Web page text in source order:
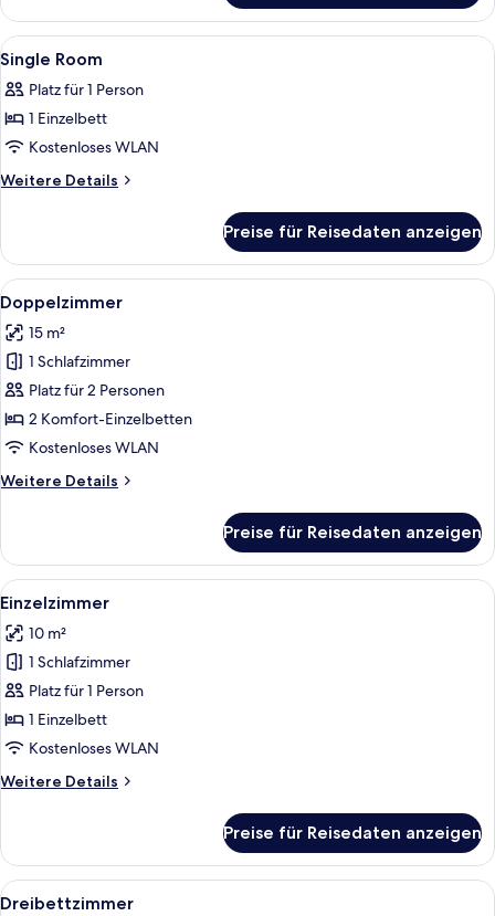
Alle
Fotos
für
Single
Room
anzeigen
Zimmersafe, kostenloses WLAN,
8
Single Room
Platz für 1 Person
1 Einzelbett
Kostenloses WLAN
Weitere Details
Weitere
Room
Preise für Reisedaten anzeigen
Alle
Fotos
für
Doppelzimmer
anzeigen
Ein Hotelzimmer mit Bett,
7
Doppelzimmer
15 m²
1 Schlafzimmer
Platz für 2 Personen
2 Komfort-Einzelbetten
Kostenloses WLAN
Weitere Details
Weitere
Preise für Reisedaten anzeigen
Alle
Fotos
für
Einzelzimmer
anzeigen
Ein Hotelzimmer mit einem Bett,
7
Einzelzimmer
10 m²
1 Schlafzimmer
Platz für 1 Person
1 Einzelbett
Kostenloses WLAN
Weitere Details
Weitere
Preise für Reisedaten anzeigen
Alle
Ein Hotelzimmer mit Bett,
7
Dreibettzimmer